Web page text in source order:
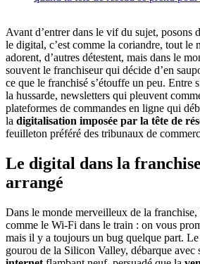
Avant d’entrer dans le vif du sujet, posons
le digital, c’est comme la coriandre, tout le
adorent, d’autres détestent, mais dans le
souvent le franchiseur qui décide d’en
ce que le franchisé s’étouffe un peu. Entre
la hussarde, newsletters qui pleuvent
plateformes de commandes en ligne qui
la digitalisation imposée par la tête de
feuilleton préféré des tribunaux de
Le digital dans la
arrangé
Dans le monde merveilleux de la franchise,
comme le Wi-Fi dans le train : on vous
mais il y a toujours un bug quelque part.
gourou de la Silicon Valley, débarque avec